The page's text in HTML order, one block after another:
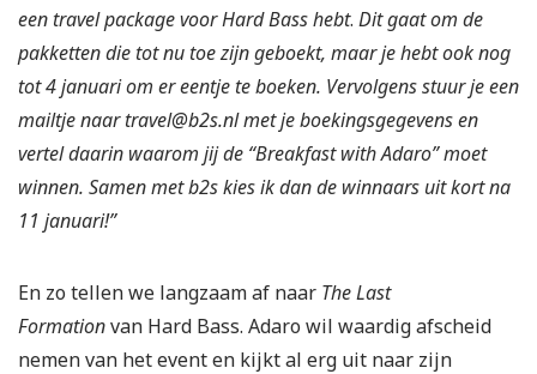
een travel package voor Hard Bass hebt. Dit gaat om de
pakketten die tot nu toe zijn geboekt, maar je hebt ook nog
tot 4 januari om er eentje te boeken. Vervolgens stuur je een
mailtje naar travel@b2s.nl met je boekingsgegevens en
vertel daarin waarom jij de “Breakfast with Adaro” moet
winnen. Samen met b2s kies ik dan de winnaars uit kort na
11 januari!”
En zo tellen we langzaam af naar The Last
Formationvan Hard Bass. Adaro wil waardig afscheid
nemen van het event en kijkt al erg uit naar zijn